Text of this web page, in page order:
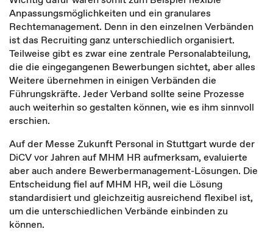
Anpassungsmöglichkeiten und ein granulares
Rechtemanagement. Denn in den einzelnen Verbänden
ist das Recruiting ganz unterschiedlich organisiert.
Teilweise gibt es zwar eine zentrale Personalabteilung,
die die eingegangenen Bewerbungen sichtet, aber alles
Weitere übernehmen in einigen Verbänden die
Führungskräfte. Jeder Verband sollte seine Prozesse
auch weiterhin so gestalten können, wie es ihm sinnvoll
erschien.
Auf der Messe Zukunft Personal in Stuttgart wurde der
DiCV vor Jahren auf MHM HR aufmerksam, evaluierte
aber auch andere Bewerbermanagement-Lösungen. Die
Entscheidung fiel auf MHM HR, weil die Lösung
standardisiert und gleichzeitig ausreichend flexibel ist,
um die unterschiedlichen Verbände einbinden zu
können.